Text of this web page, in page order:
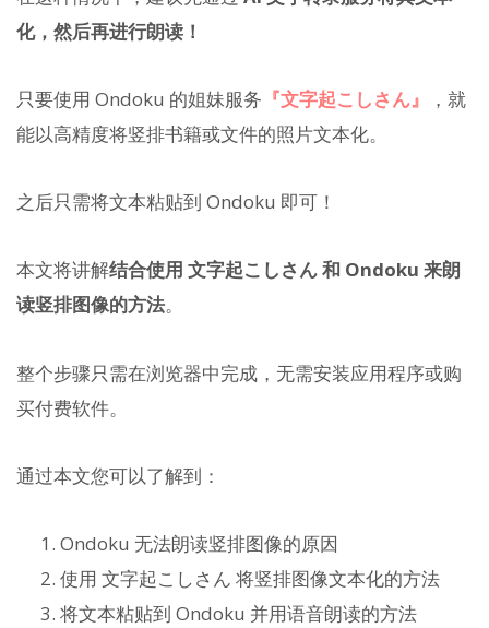
化，然后再进行朗读！
只要使用 Ondoku 的姐妹服务 『文字起こしさん』
，就
能以高精度将竖排书籍或文件的照片文本化。
之后只需将文本粘贴到 Ondoku 即可！
本文将讲解结合使用 文字起こしさん 和 Ondoku 来朗
读竖排图像的方法。
整个步骤只需在浏览器中完成，无需安装应用程序或购
买付费软件。
通过本文您可以了解到：
Ondoku 无法朗读竖排图像的原因
使用 文字起こしさん 将竖排图像文本化的方法
将文本粘贴到 Ondoku 并用语音朗读的方法